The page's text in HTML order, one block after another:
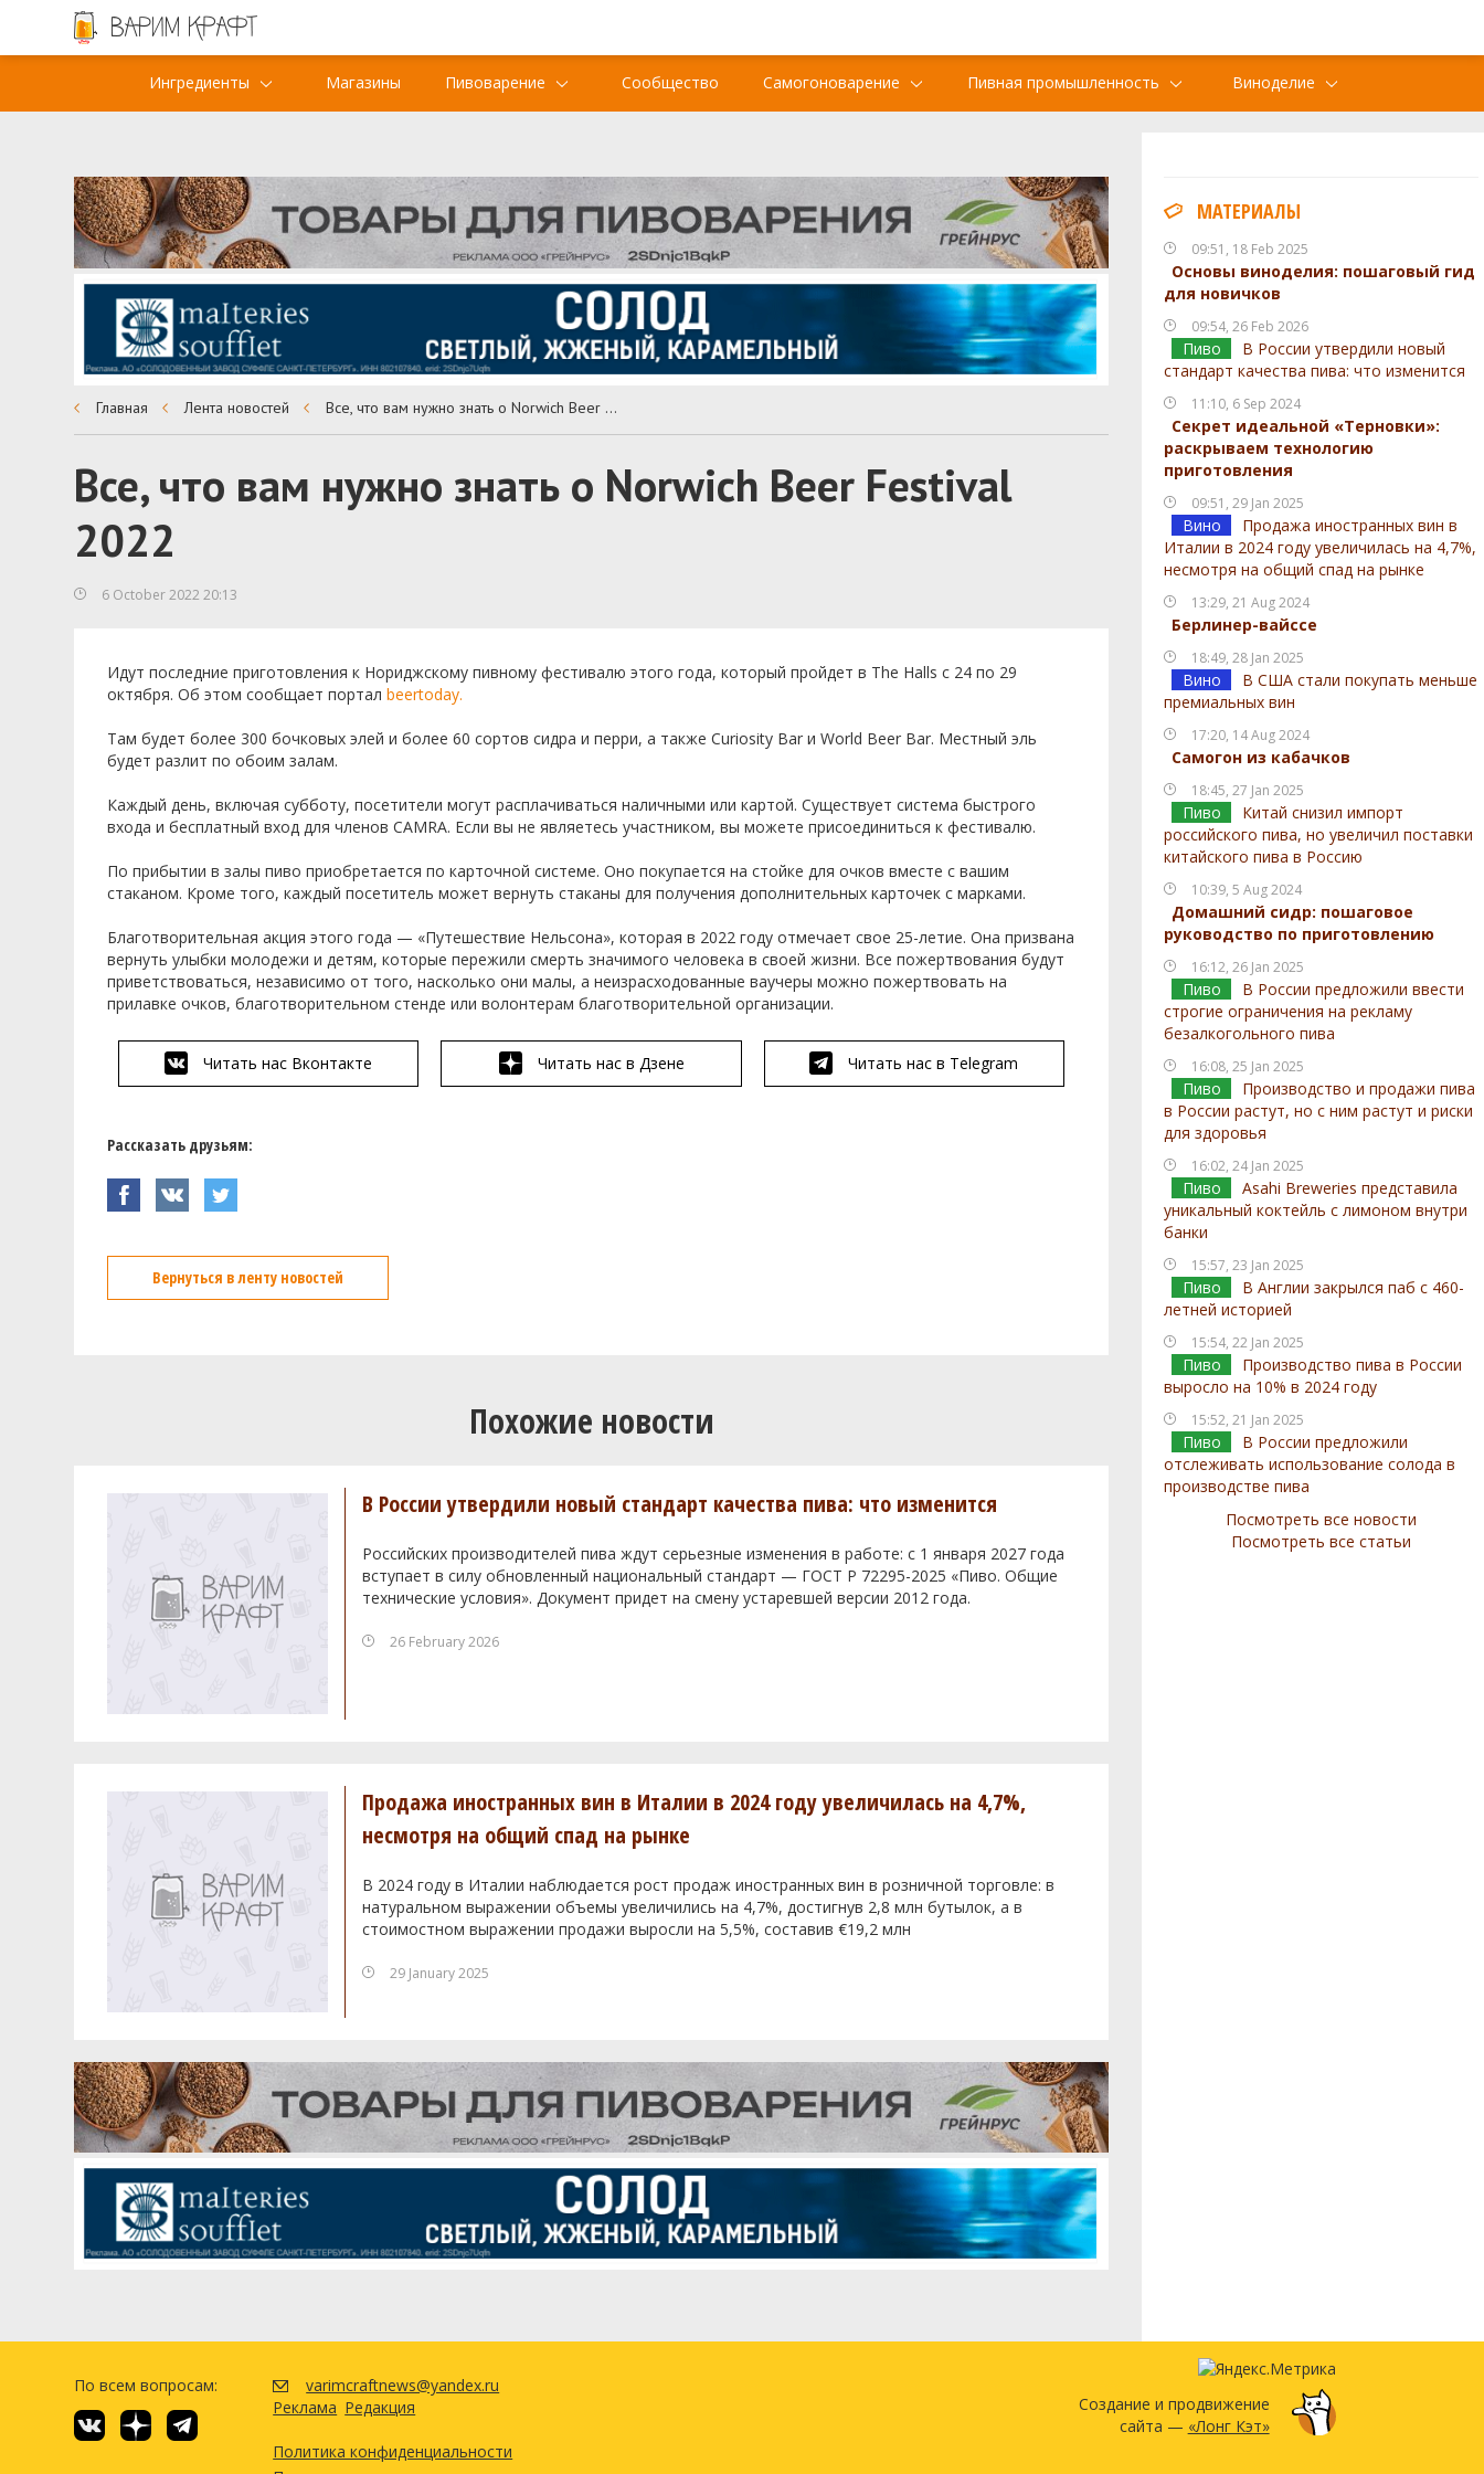
Ингредиенты Магазины Пивоварение Сообщество Самогоноварение Пивная промышленность Виноделие
МАТЕРИАЛЫ
09:51, 18 Feb 2025
Основы виноделия: пошаговый гид
для новичков
09:54, 26 Feb 2026
Пиво
В России утвердили новый
стандарт качества пива: что изменится
11:10, 6 Sep 2024
Секрет идеальной «Терновки»:
раскрываем технологию
приготовления
09:51, 29 Jan 2025
Вино
Продажа иностранных вин в
Италии в 2024 году увеличилась на 4,7%,
несмотря на общий спад на рынке
13:29, 21 Aug 2024
Берлинер-вайссе
18:49, 28 Jan 2025
Вино
В США стали покупать меньше
премиальных вин
17:20, 14 Aug 2024
Самогон из кабачков
18:45, 27 Jan 2025
Пиво
Китай снизил импорт
российского пива, но увеличил поставки
китайского пива в Россию
10:39, 5 Aug 2024
Домашний сидр: пошаговое
руководство по приготовлению
16:12, 26 Jan 2025
Пиво
В России предложили ввести
строгие ограничения на рекламу
безалкогольного пива
16:08, 25 Jan 2025
Пиво
Производство и продажи пива
в России растут, но с ним растут и риски
для здоровья
16:02, 24 Jan 2025
Пиво
Asahi Breweries представила
уникальный коктейль с лимоном внутри
банки
15:57, 23 Jan 2025
Пиво
В Англии закрылся паб с 460-
летней историей
15:54, 22 Jan 2025
Пиво
Производство пива в России
выросло на 10% в 2024 году
15:52, 21 Jan 2025
Пиво
В России предложили
отслеживать использование солода в
производстве пива
Посмотреть все новости
Посмотреть все статьи
Главная Лента новостей Все, что вам нужно знать о Norwich Beer Festival 2022
Все, что вам нужно знать о Norwich Beer Festival
2022
6 October 2022 20:13
Идут последние приготовления к Нориджскому пивному фестивалю этого года, который пройдет в The Halls с 24 по 29
октября. Об этом сообщает порталbeertoday.
Там будет более 300 бочковых элей и более 60 сортов сидра и перри, а также Curiosity Bar и World Beer Bar. Местный эль
будет разлит по обоим залам.
Каждый день, включая субботу, посетители могут расплачиваться наличными или картой. Существует система быстрого
входа и бесплатный вход для членов CAMRA. Если вы не являетесь участником, вы можете присоединиться к фестивалю.
По прибытии в залы пиво приобретается по карточной системе. Оно покупается на стойке для очков вместе с вашим
стаканом. Кроме того, каждый посетитель может вернуть стаканы для получения дополнительных карточек с марками.
Благотворительная акция этого года — «Путешествие Нельсона», которая в 2022 году отмечает свое 25-летие. Она призвана
вернуть улыбки молодежи и детям, которые пережили смерть значимого человека в своей жизни. Все пожертвования будут
приветствоваться, независимо от того, насколько они малы, а неизрасходованные ваучеры можно пожертвовать на
прилавке очков, благотворительном стенде или волонтерам благотворительной организации.
Читать нас Вконтакте Читать нас в Дзене Читать нас в Telegram
Рассказать друзьям:
Вернуться в ленту новостей
Похожие новости
В России утвердили новый стандарт качества пива: что изменится
Российских производителей пива ждут серьезные изменения в работе: с 1 января 2027 года
вступает в силу обновленный национальный стандарт — ГОСТ Р 72295-2025 «Пиво. Общие
технические условия». Документ придет на смену устаревшей версии 2012 года.
26 February 2026
Продажа иностранных вин в Италии в 2024 году увеличилась на 4,7%,
несмотря на общий спад на рынке
В 2024 году в Италии наблюдается рост продаж иностранных вин в розничной торговле: в
натуральном выражении объемы увеличились на 4,7%, достигнув 2,8 млн бутылок, а в
стоимостном выражении продажи выросли на 5,5%, составив €19,2 млн
29 January 2025
По всем вопросам:
varimcraftnews@yandex.ru
Реклама Редакция
Политика конфиденциальности
Создание и продвижение
сайта — «Лонг Кэт»